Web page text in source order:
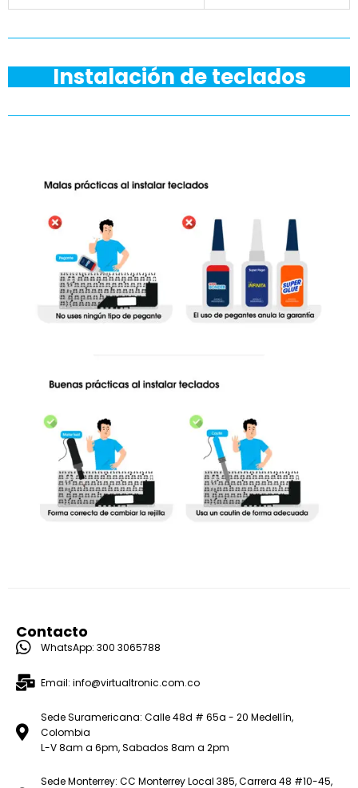
Instalación de teclados
Contacto
WhatsApp: 300 3065788
Email: info@virtualtronic.com.co
Sede Suramericana: Calle 48d # 65a - 20 Medellín,
Colombia
L-V 8am a 6pm, Sabados 8am a 2pm
Sede Monterrey: CC Monterrey Local 385, Carrera 48 #10-45,